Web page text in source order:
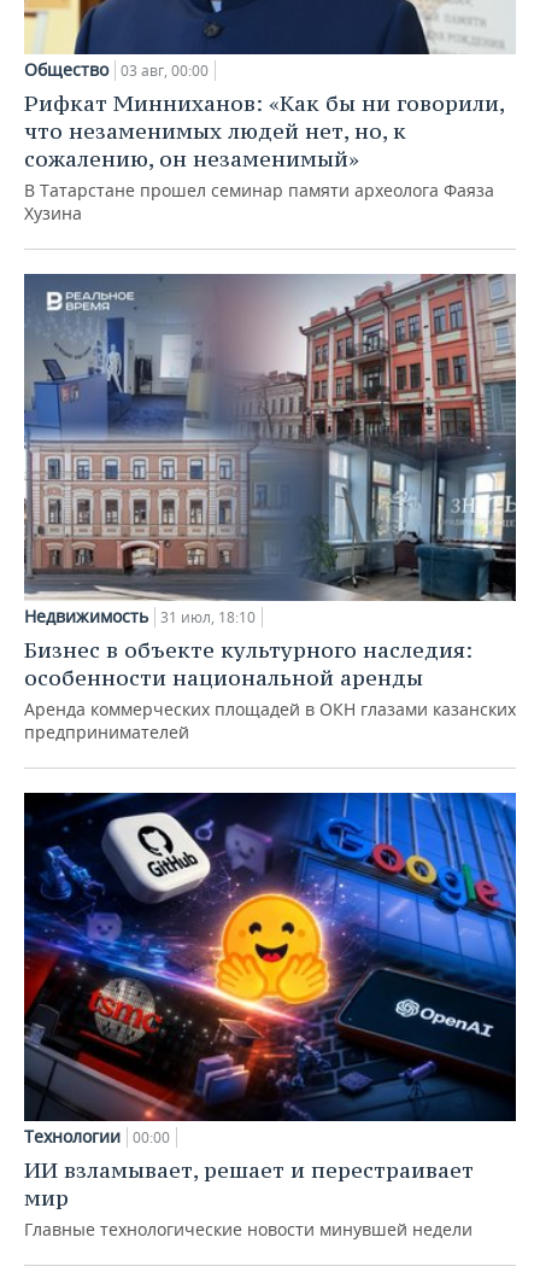
Общество 03 авг, 00:00
Рифкат Минниханов: «Как бы ни говорили,
что незаменимых людей нет, но, к
сожалению, он незаменимый»
В Татарстане прошел семинар памяти археолога Фаяза
Хузина
Недвижимость 31 июл, 18:10
Бизнес в объекте культурного наследия:
особенности национальной аренды
Аренда коммерческих площадей в ОКН глазами казанских
предпринимателей
Технологии 00:00
ИИ взламывает, решает и перестраивает
мир
Главные технологические новости минувшей недели